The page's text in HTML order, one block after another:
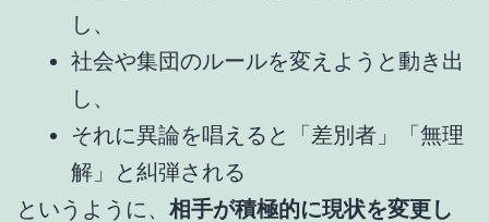
し、
社会や集団のルールを変えようと動き出
し、
それに異論を唱えると「差別者」「無理
解」と糾弾される
というように、 相手が積極的に現状を変更し